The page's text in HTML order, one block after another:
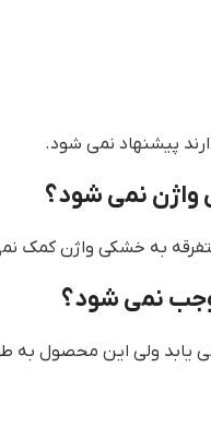
پیشنهاد نمی شود.
نمی شود؟
به خشکی واژن کمک
نمی شود؟
ولی این محصول به